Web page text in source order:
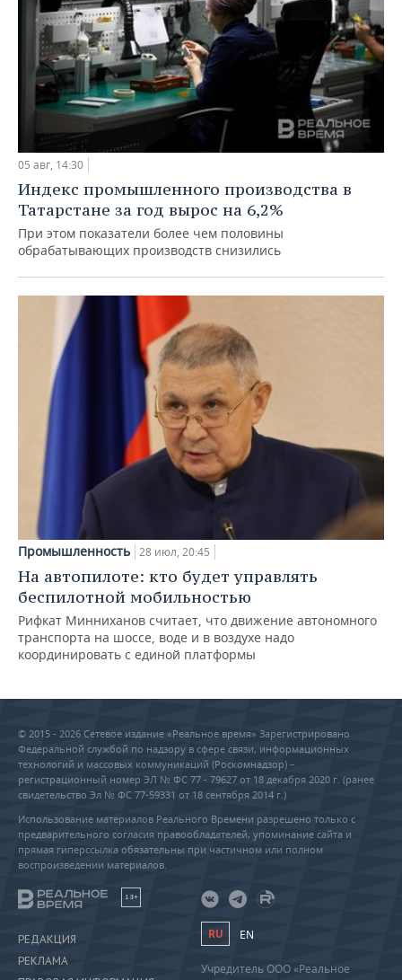
05 авг, 14:30
Индекс промышленного производства в
Татарстане за год вырос на 6,2%
При этом показатели более чем половины
обрабатывающих производств снизились
Промышленность 28 июл, 20:45
На автопилоте: кто будет управлять
беспилотной мобильностью
Рифкат Минниханов считает, что движение автономного
транспорта на шоссе, воде и в воздухе надо
координировать с единой платформы
© 2015 - 2026 Сетевое издание «Реальное время» Зарегистрировано
Федеральной службой по надзору в сфере связи, информационных
технологий и массовых коммуникаций (Роскомнадзор) –
регистрационный номер ЭЛ № ФС 77 - 79627 от 18 декабря 2020 г. (ранее
свидетельство Эл № ФС 77-59331 от 18 сентября 2014 г.)
Использование материалов Реального Времени разрешено только с
предварительного согласия правообладателей, упоминание сайта и
прямая гиперссылка обязательны при частичном или полном
воспроизведении материалов.
18+
РЕДАКЦИЯ
РЕКЛАМА
RU EN
Учредитель ООО «Реальное